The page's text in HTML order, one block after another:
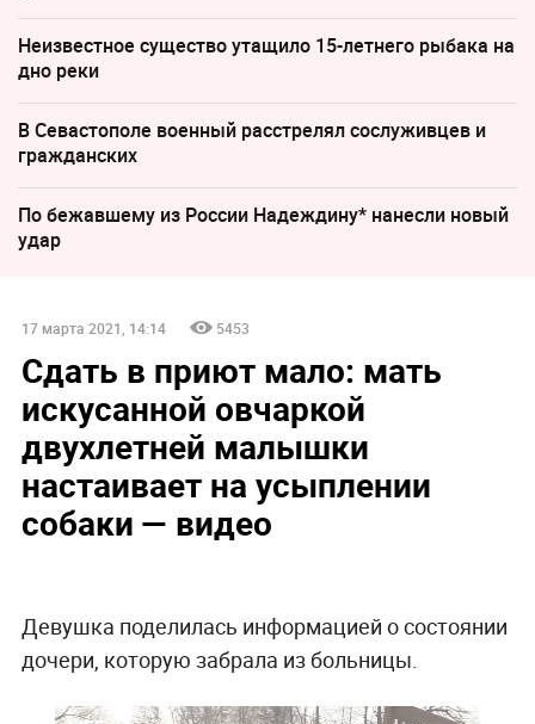
Неизвестное существо утащило 15-летнего рыбака на
дно реки
В Севастополе военный расстрелял сослуживцев и
гражданских
По бежавшему из России Надеждину* нанесли новый
удар
17 марта 2021, 14:14 5453
Сдать в приют мало: мать
искусанной овчаркой
двухлетней малышки
настаивает на усыплении
собаки — видео
Девушка поделилась информацией о состоянии
дочери, которую забрала из больницы.